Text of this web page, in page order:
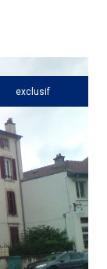
exclusif